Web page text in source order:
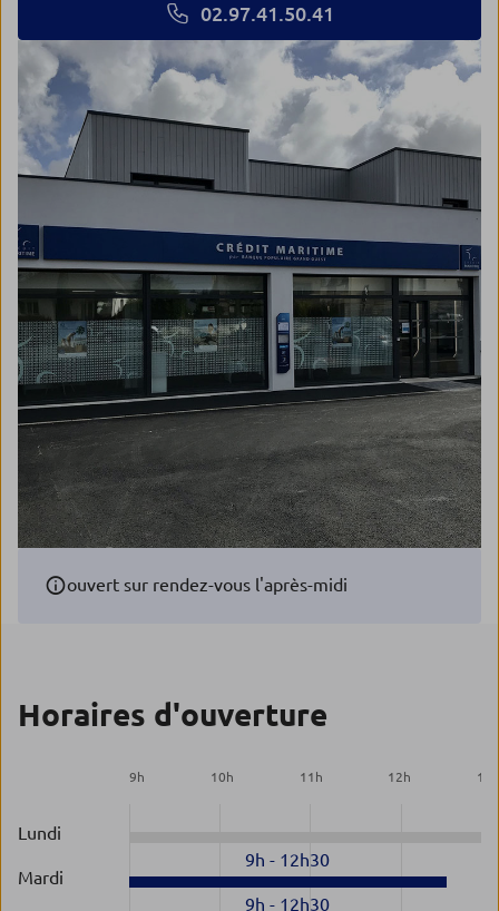
02.97.41.50.41
ouvert sur rendez-vous l'après-midi
Horaires d'ouverture
9h 10h 11 h 12h 13
Lundi
Mardi
9h - 12h30
9h - 12h30